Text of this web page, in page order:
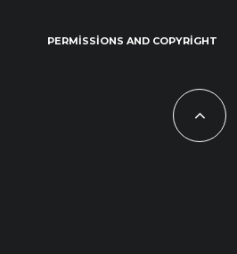
PERMISSIONS AND COPYRIGHT